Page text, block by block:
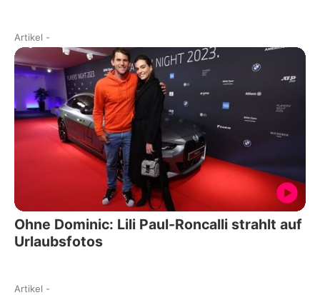
Artikel -
Ohne Dominic: Lili Paul-Roncalli strahlt auf
Urlaubsfotos
Artikel -